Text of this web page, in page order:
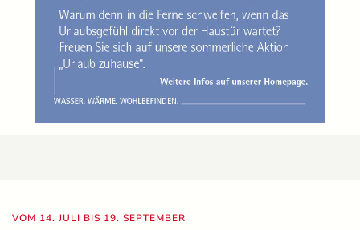
VOM 14. JULI BIS 19. SEPTEMBER